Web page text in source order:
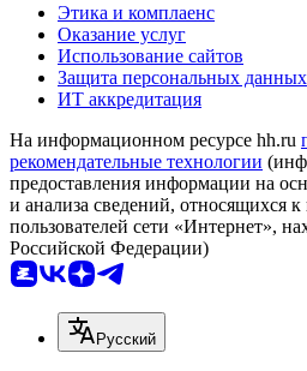
Этика и комплаенс
Оказание услуг
Использование сайтов
Защита персональных данных
ИТ аккредитация
На информационном ресурсе hh.ru
рекомендательные технологии
предоставления информации на
и анализа сведений, относящихся
пользователей сети «Интернет»,
Российской Федерации)
Русский